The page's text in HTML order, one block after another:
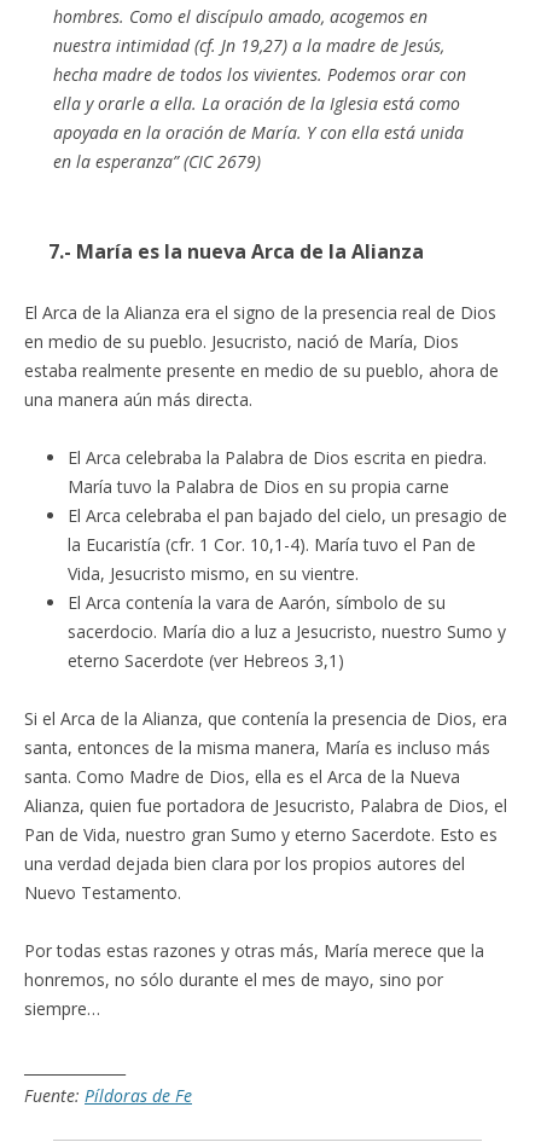
hombres. Como el discípulo amado, acogemos en
nuestra intimidad (cf. Jn 19,27) a la madre de Jesús,
hecha madre de todos los vivientes. Podemos orar con
ella y orarle a ella. La oración de la Iglesia está como
apoyada en la oración de María. Y con ella está unida
en la esperanza” (CIC 2679)
7.- María es la nueva Arca de la Alianza
El Arca de la Alianza era el signo de la presencia real de Dios
en medio de su pueblo. Jesucristo, nació de María, Dios
estaba realmente presente en medio de su pueblo, ahora de
una manera aún más directa.
El Arca celebraba la Palabra de Dios escrita en piedra.
María tuvo la Palabra de Dios en su propia carne
El Arca celebraba el pan bajado del cielo, un presagio de
la Eucaristía (cfr. 1 Cor. 10,1-4). María tuvo el Pan de
Vida, Jesucristo mismo, en su vientre.
El Arca contenía la vara de Aarón, símbolo de su
sacerdocio. María dio a luz a Jesucristo, nuestro Sumo y
eterno Sacerdote (ver Hebreos 3,1)
Si el Arca de la Alianza, que contenía la presencia de Dios, era
santa, entonces de la misma manera, María es incluso más
santa. Como Madre de Dios, ella es el Arca de la Nueva
Alianza, quien fue portadora de Jesucristo, Palabra de Dios, el
Pan de Vida, nuestro gran Sumo y eterno Sacerdote. Esto es
una verdad dejada bien clara por los propios autores del
Nuevo Testamento.
Por todas estas razones y otras más, María merece que la
honremos, no sólo durante el mes de mayo, sino por
siempre…
Fuente: Píldoras de Fe